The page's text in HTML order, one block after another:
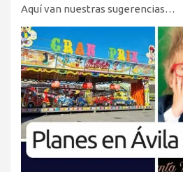
Aquí van nuestras sugerencias…